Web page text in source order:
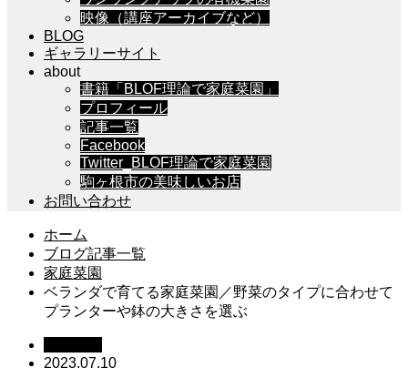
映像（講座アーカイブなど）
BLOG
ギャラリーサイト
about
書籍「BLOF理論で家庭菜園」
プロフィール
記事一覧
Facebook
Twitter_BLOF理論で家庭菜園
駒ヶ根市の美味しいお店
お問い合わせ
ホーム
ブログ記事一覧
家庭菜園
ベランダで育てる家庭菜園／野菜のタイプに合わせて
プランターや鉢の大きさを選ぶ
2023.07.10